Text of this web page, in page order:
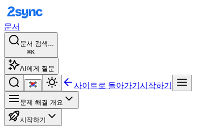
문서
문서 검색...
⌘K
AI에게 질문
사이트로 돌아가기 시작하기
문제 해결 개요
시작하기